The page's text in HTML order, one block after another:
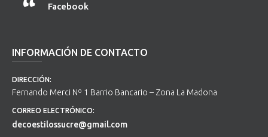
Facebook
INFORMACIÓN DE CONTACTO
DIRECCIÓN:
Fernando Merci Nº 1 Barrio Bancario – Zona La Madona
CORREO ELECTRÓNICO:
decoestilossucre@gmail.com